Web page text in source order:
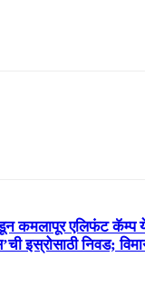
कमलापूर एलिफंट कॅम्प
इस्रोसाठी निवड;